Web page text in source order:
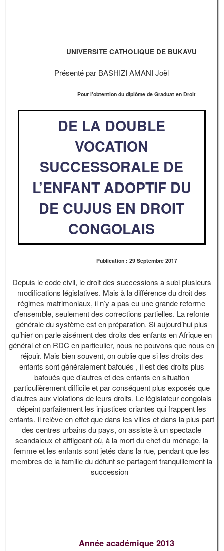
UNIVERSITE CATHOLIQUE DE BUKAVU
Présenté par BASHIZI AMANI Joël
Pour l'obtention du diplôme de Graduat en Droit
DE LA DOUBLE
VOCATION
SUCCESSORALE DE
L’ENFANT ADOPTIF DU
DE CUJUS EN DROIT
CONGOLAIS
Publication : 29 Septembre 2017
Depuis le code civil, le droit des successions a subi plusieurs
modifications législatives. Mais à la différence du droit des
régimes matrimoniaux, il n’y a pas eu une grande reforme
d’ensemble, seulement des corrections partielles. La refonte
générale du système est en préparation. Si aujourd’hui plus
qu’hier on parle aisément des droits des enfants en Afrique en
général et en RDC en particulier, nous ne pouvons que nous en
réjouir. Mais bien souvent, on oublie que si les droits des
enfants sont généralement bafoués , il est des droits plus
bafoués que d’autres et des enfants en situation
particulièrement difficile et par conséquent plus exposés que
d’autres aux violations de leurs droits. Le législateur congolais
dépeint parfaitement les injustices criantes qui frappent les
enfants. Il relève en effet que dans les villes et dans la plus part
des centres urbains du pays, on assiste à un spectacle
scandaleux et affligeant où, à la mort du chef du ménage, la
femme et les enfants sont jetés dans la rue, pendant que les
membres de la famille du défunt se partagent tranquillement la
succession
Année académique 2013